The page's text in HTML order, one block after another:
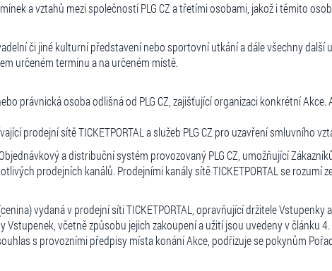
a vztahů mezi společností PLG CZ a třetími osobami, jakož i těmito
či jiné kulturní představení nebo sportovní utkání a dále všechny
určeném termínu a na určeném místě.
právnická osoba odlišná od PLG CZ, zajišťující organizaci konkrétní
prodejní sítě TICKETPORTAL a služeb PLG CZ pro uzavření
a distribuční systém provozovaný PLG CZ, umožňující
prodejních kanálů. Prodejními kanály sítě TICKETPORTAL se rozumí
vydaná v prodejní síti TICKETPORTAL, opravňující držitele
Vstupenek, včetně způsobu jejich zakoupení a užití jsou uvedeny v
s provozními předpisy místa konání Akce, podřizuje se pokynům